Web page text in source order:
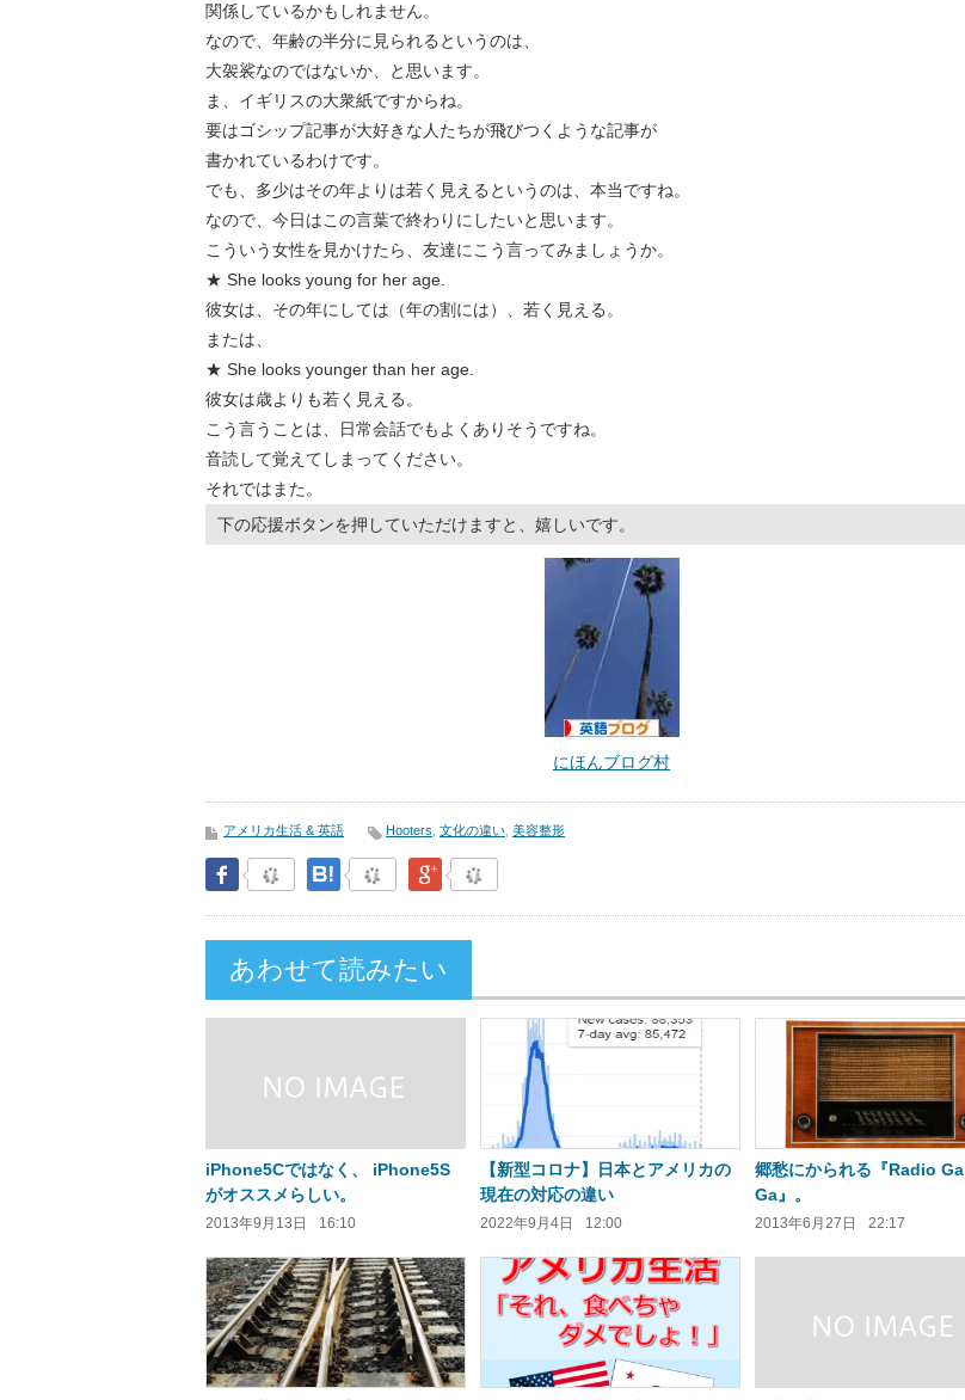
関係しているかもしれません。
なので、年齢の半分に見られるというのは、
大袈裟なのではないか、と思います。
ま、イギリスの大衆紙ですからね。
要はゴシップ記事が大好きな人たちが飛びつくような記事が
書かれているわけです。
でも、多少はその年よりは若く見えるというのは、本当ですね。
なので、今日はこの言葉で終わりにしたいと思います。
こういう女性を見かけたら、友達にこう言ってみましょうか。
★ She looks young for her age.
彼女は、その年にしては（年の割には）、若く見える。
または、
★ She looks younger than her age.
彼女は歳よりも若く見える。
こう言うことは、日常会話でもよくありそうですね。
音読して覚えてしまってください。
それではまた。
下の応援ボタンを押していただけますと、嬉しいです。
にほんブログ村
アメリカ生活 & 英語 Hooters 文化の違い 美容整形
Facebook はてなブックマークGoogle Plus
あわせて読みたい
iPhone5Cではなく、 iPhone5S
がオススメらしい。
2013年9月13日 16:10
【新型コロナ】日本とアメリカの
現在の対応の違い
2022年9月4日 12:00
郷愁にかられる『Radio Ga
Ga』。
2013年6月27日 22:17